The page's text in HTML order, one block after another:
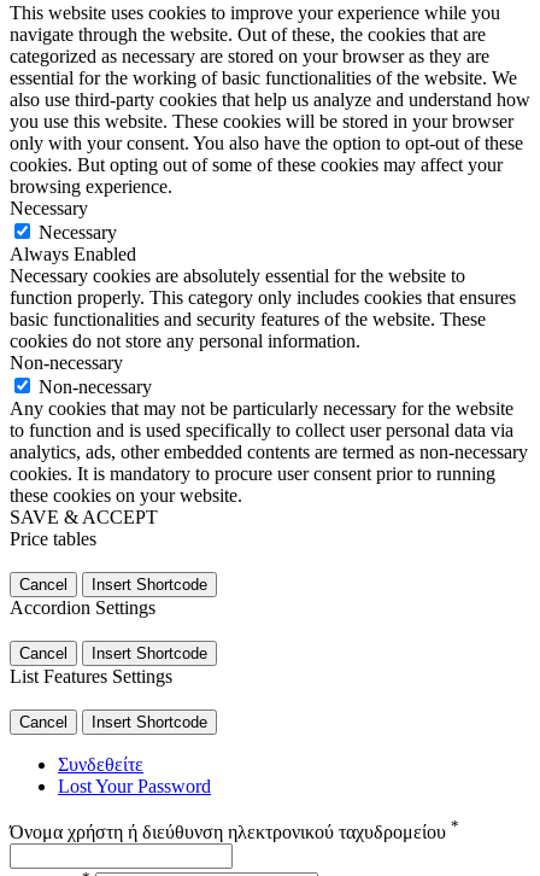
This website uses cookies to improve your experience while you
navigate through the website. Out of these, the cookies that are
categorized as necessary are stored on your browser as they are
essential for the working of basic functionalities of the website. We
also use third-party cookies that help us analyze and understand how
you use this website. These cookies will be stored in your browser
only with your consent. You also have the option to opt-out of these
cookies. But opting out of some of these cookies may affect your
browsing experience.
Necessary
Necessary
Always Enabled
Necessary cookies are absolutely essential for the website to
function properly. This category only includes cookies that ensures
basic functionalities and security features of the website. These
cookies do not store any personal information.
Non-necessary
Non-necessary
Any cookies that may not be particularly necessary for the website
to function and is used specifically to collect user personal data via
analytics, ads, other embedded contents are termed as non-necessary
cookies. It is mandatory to procure user consent prior to running
these cookies on your website.
SAVE & ACCEPT
Price tables
Cancel Insert Shortcode
Accordion Settings
Cancel Insert Shortcode
List Features Settings
Cancel Insert Shortcode
Συνδεθείτε
Lost Your Password
Όνομα χρήστη ή διεύθυνση ηλεκτρονικού ταχυδρομείου *